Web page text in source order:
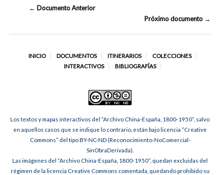
← Documento Anterior
Próximo documento →
INICIO DOCUMENTOS ITINERARIOS
COLECCIONES
INTERACTIVOS
BIBLIOGRAFÍAS
Los textos y mapas interactivos del “Archivo China-España, 1800-1950”, salvo
en aquellos casos que se indique lo contrario, están bajo licencia “Creative
Commons” del tipo BY-NC-ND (Reconocimiento-NoComercial-
SinObraDerivada).
Las imágenes del “Archivo China-España, 1800-1950”, quedan excluidas del
régimen de la licencia Creative Commons comentada, quedando prohibido su